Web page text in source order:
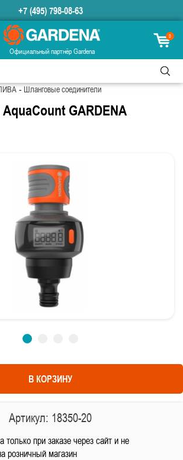
+7 (495) 798-08-63
Официальный партнёр Gardena
0
-Шланговые соединители
GARDENA
В КОРЗИНУ
Артикул: 18350-20
только при заказе через сайт и не
розничный магазин